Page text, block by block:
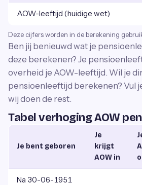
AOW-leeftijd (huidige wet)
Deze cijfers worden in de berekening
Ben jij benieuwd wat je
deze berekenen? Je
overheid je AOW-leeftijd. Wil je
pensioenleeftijd berekenen? Vul
wij doen de rest.
Tabel verhoging AOW
Je bent geboren
Je
krijgt
AOW in
Na 30-06-1951